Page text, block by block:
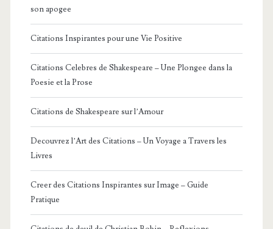
son apogee
Citations Inspirantes pour une Vie Positive
Citations Celebres de Shakespeare – Une Plongee dans la
Poesie et la Prose
Citations de Shakespeare sur l’Amour
Decouvrez l’Art des Citations – Un Voyage a Travers les
Livres
Creer des Citations Inspirantes sur Image – Guide
Pratique